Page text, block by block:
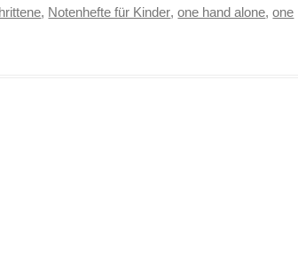
, Notenhefte für Kinder,one hand alone,one